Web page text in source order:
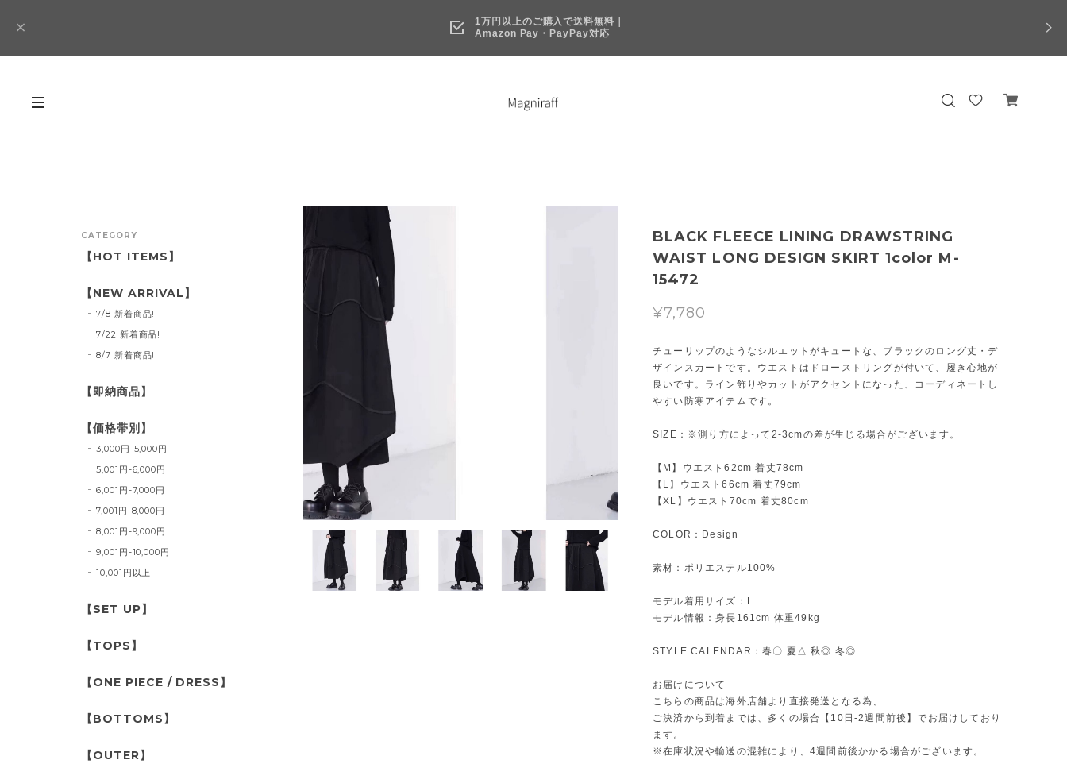
1万円以上のご購入で送料無料｜
Amazon Pay・PayPay対応
BLACK FLEECE LINING DRAWSTRING
WAIST LONG DESIGN SKIRT 1color M-
15472
¥7,780
チューリップのようなシルエットがキュートな、ブラックのロング丈・デ
ザインスカートです。ウエストはドローストリングが付いて、履き心地が
良いです。ライン飾りやカットがアクセントになった、コーディネートし
やすい防寒アイテムです。
SIZE：※測り方によって2-3cmの差が生じる場合がございます。
【M】ウエスト62cm 着丈78cm
【L】ウエスト66cm 着丈79cm
【XL】ウエスト70cm 着丈80cm
COLOR：Design
素材：ポリエステル100%
モデル着用サイズ：L
モデル情報：身長161cm 体重49kg
STYLE CALENDAR：春〇 夏△ 秋◎ 冬◎
お届けについて
こちらの商品は海外店舗より直接発送となる為、
ご決済から到着までは、多くの場合【10日-2週間前後】でお届けしており
ます。
※在庫状況や輸送の混雑により、4週間前後かかる場合がございます。
CATEGORY
【HOT ITEMS】
【NEW ARRIVAL】
7/8 新着商品!
7/22 新着商品!
8/7 新着商品!
【即納商品】
【価格帯別】
3,000円-5,000円
5,001円-6,000円
6,001円-7,000円
7,001円-8,000円
8,001円-9,000円
9,001円-10,000円
10,001円以上
【SET UP】
【TOPS】
【ONE PIECE / DRESS】
【BOTTOMS】
【OUTER】